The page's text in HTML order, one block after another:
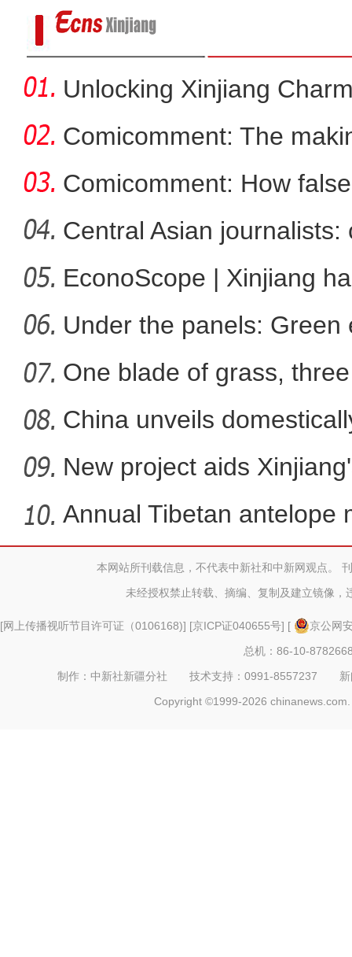
新疆：一起欣赏阿禾公路
面对“卡脖子”，新疆“默
Unlocking Xinjiang
Comicomment: The
narratives
Comicomment: How
Xin
Central Asian journalists:
EconoScope | Xinjiang
energ
Under the panels: Green
more
One blade of grass,
China unveils
f
New project aids
Annual Tibetan antelope
本网站所刊载信息，不代表中新社和中新网观点。
未经授权禁止转载、摘编、复制及建立镜像，
[网上传播视听节目许可证（0106168)] [京ICP证040655号] [
京公网
总机：86-10-
制作：中新社新疆分社 技术支持：0991-8557237
Copyright ©1999-2026